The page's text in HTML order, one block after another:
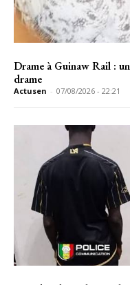
Drame à Guinaw Rail :
drame
Actusen - 07/08/2026 - 22:21